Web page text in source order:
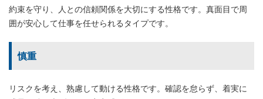
約束を守り、人との信頼関係を大切にする性格です。真面目で周
囲が安心して仕事を任せられるタイプです。
慎重
リスクを考え、熟慮して動ける性格です。確認を怠らず、着実に